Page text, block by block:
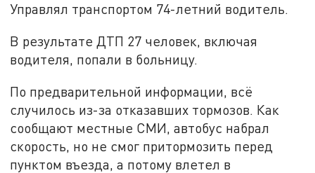
Управлял транспортом 74-летний водитель.
В результате ДТП 27 человек, включая
водителя, попали в больницу.
По предварительной информации, всё
случилось из-за отказавших тормозов. Как
сообщают местные СМИ, автобус набрал
скорость, но не смог притормозить перед
пунктом въезда, а потому влетел в